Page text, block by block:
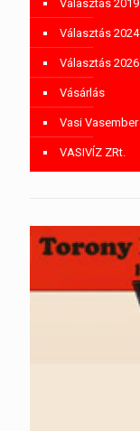
Választás 2019
Választás 2024
Választás 2026
Vásárlás
Vasi Vasember
VASIVÍZ ZRt.